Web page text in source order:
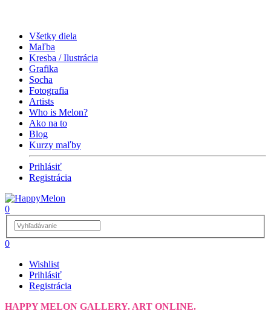
Všetky diela
Maľba
Kresba / Ilustrácia
Grafika
Socha
Fotografia
Artists
Who is Melon?
Ako na to
Blog
Kurzy maľby
Prihlásiť
Registrácia
0
0
Wishlist
Prihlásiť
Registrácia
HAPPY MELON GALLERY. ART ONLINE.